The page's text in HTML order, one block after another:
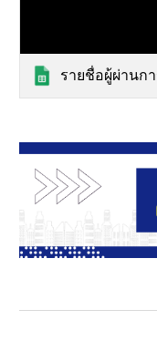
รายชื่อผู้ผ่านก